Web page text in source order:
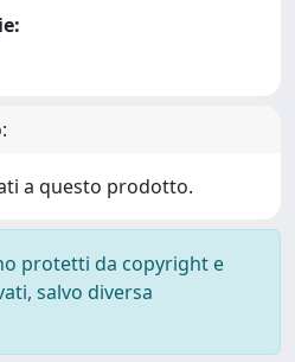
a questo prodotto.
protetti da copyright e
salvo diversa